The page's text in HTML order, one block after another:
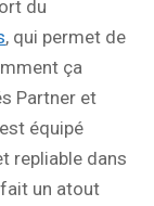
du
, qui permet de
ça
Partner et
équipé
repliable dans
un atout